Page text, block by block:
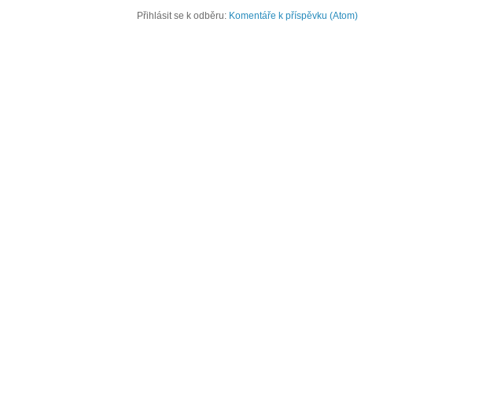
Přihlásit se k odběru: Komentáře k příspěvku (Atom)